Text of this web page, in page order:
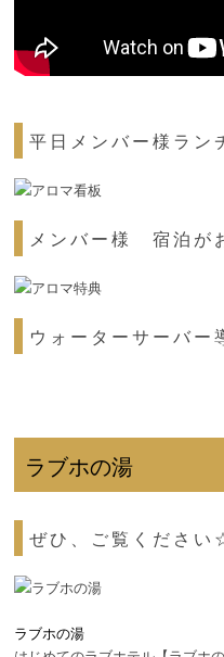
平日メンバー様ラン
メンバー様 宿泊が
ウォーターサーバー
ラブホの湯
ぜひ、ご覧ください
ラブホの湯